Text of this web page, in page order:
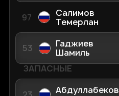
97
Салимов
Темерлан
53
Гаджиев
Шамиль
ЗАПАСНЫЕ
Абдуллабеков